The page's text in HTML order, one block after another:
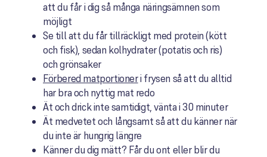
att du får i dig så många näringsämnen som
möjligt
Se till att du får tillräckligt med protein (kött
och fisk), sedan kolhydrater (potatis och ris)
och grönsaker
Förbered matportioneri frysen så att du alltid
har bra och nyttig mat redo
Ät och drick inte samtidigt, vänta i 30 minuter
Ät medvetet och långsamt så att du känner när
du inte är hungrig längre
Känner du dig mätt? Får du ont eller blir du